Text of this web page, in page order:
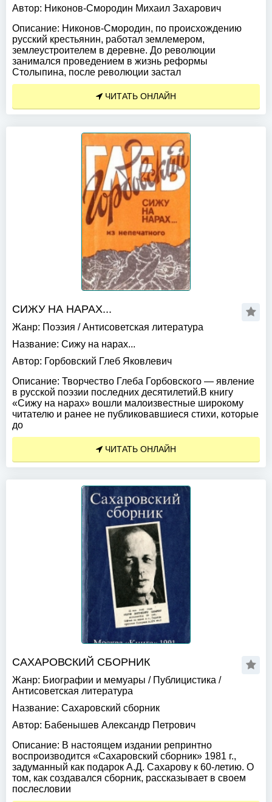
Автор: Никонов-Смородин Михаил Захарович
Описание: Никонов-Смородин, по происхождению
русский крестьянин, работал землемером,
землеустроителем в деревне. До революции
занимался проведением в жизнь реформы
Столыпина, после революции застал
ЧИТАТЬ ОНЛАЙН
СИЖУ НА НАРАХ...
Жанр: Поэзия /Антисоветская литература
Название: Сижу на нарах...
Автор: Горбовский Глеб Яковлевич
Описание: Творчество Глеба Горбовского — явление
в русской поэзии последних десятилетий.В книгу
«Сижу на нарах» вошли малоизвестные широкому
читателю и ранее не публиковавшиеся стихи, которые
до
ЧИТАТЬ ОНЛАЙН
САХАРОВСКИЙ СБОРНИК
Жанр: Биографии и мемуары / Публицистика /
Антисоветская литература
Название: Сахаровский сборник
Автор: Бабенышев Александр Петрович
Описание: В настоящем издании репринтно
воспроизводится «Сахаровский сборник» 1981 г.,
задуманный как подарок А.Д. Сахарову к 60-летию. О
том, как создавался сборник, рассказывает в своем
послесловии